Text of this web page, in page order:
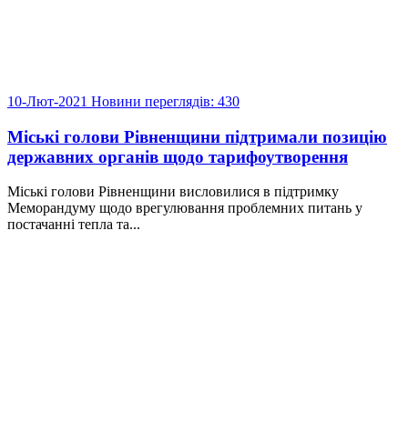
10-Лют-2021 Новини переглядів: 430
Міські голови Рівненщини підтримали позицію
державних органів щодо тарифоутворення
Міські голови Рівненщини висловилися в підтримку
Меморандуму щодо врегулювання проблемних питань у
постачанні тепла та...